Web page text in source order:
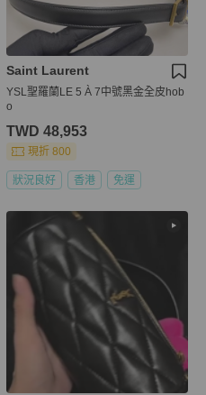
Saint Laurent
YSL聖羅蘭LE 5 À 7中號黑金全皮hob
o
TWD 48,953
現折 800
狀況良好 香港 免運